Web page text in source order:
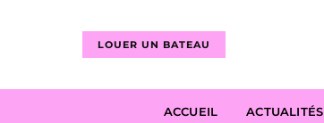
LOUER UN BATEAU
ACCUEIL ACTUALITÉS